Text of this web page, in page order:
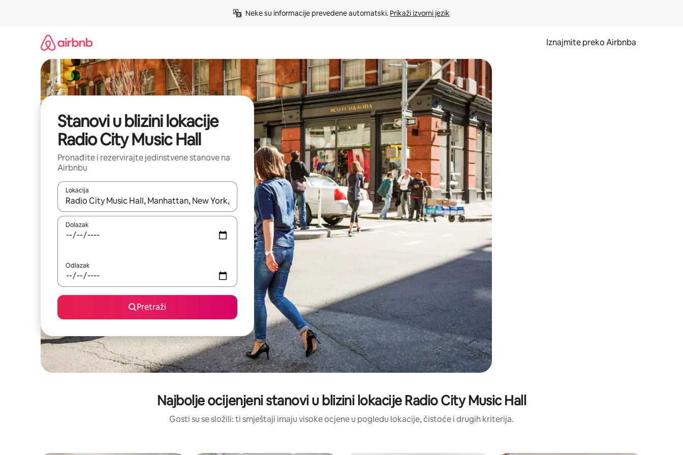
Neke su informacije prevedene automatski. Prikaži izvorni jezik
Iznajmite preko Airbnba
Stanovi u blizini lokacije
Radio City Music Hall
Pronađite i rezervirajte jedinstvene stanove na
Airbnbu
Lokacija
Kada budu dostupni rezultati, moći ćete ih pregledati koristeći se strelicama prema gore i prema dolje, kao i dodirom ili prelaskom prstom po zaslonu.
Dolazak
Odlazak
Pretraži
Najbolje ocijenjeni stanovi u blizini lokacije Radio City Music Hall
Gosti su se složili: ti smještaji imaju visoke ocjene u pogledu lokacije, čistoće i drugih kriterija.